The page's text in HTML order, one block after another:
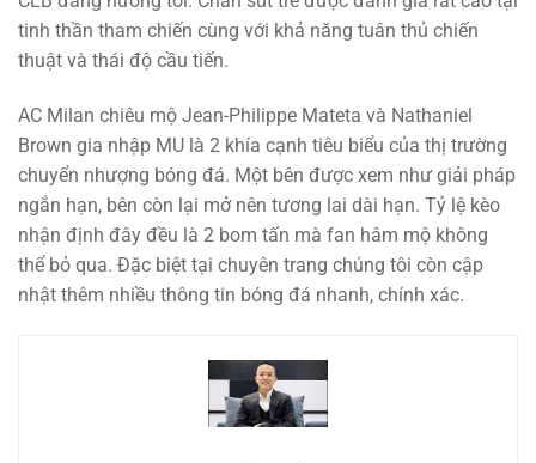
tinh thần tham chiến cùng với khả năng tuân thủ chiến
thuật và thái độ cầu tiến.
AC Milan chiêu mộ Jean-Philippe Mateta và Nathaniel
Brown gia nhập MU là 2 khía cạnh tiêu biểu của thị trường
chuyển nhượng bóng đá. Một bên được xem như giải pháp
ngắn hạn, bên còn lại mở nên tương lai dài hạn. Tỷ lệ kèo
nhận định đây đều là 2 bom tấn mà fan hâm mộ không
thể bỏ qua. Đặc biệt tại chuyên trang chúng tôi còn cập
nhật thêm nhiều thông tin bóng đá nhanh, chính xác.